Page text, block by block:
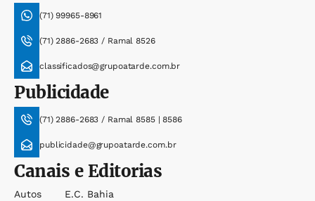
(71) 99965-8961
(71) 2886-2683 / Ramal 8526
classificados@grupoatarde.com.br
Publicidade
(71) 2886-2683 / Ramal 8585 | 8586
publicidade@grupoatarde.com.br
Canais e Editorias
Autos
E.c. Bahia